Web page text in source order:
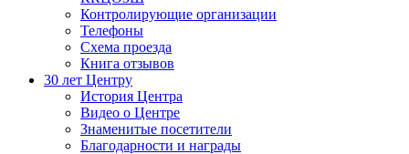
Контролирующие организации
Телефоны
Схема проезда
Книга отзывов
30 лет Центру
История Центра
Видео о Центре
Знаменитые посетители
Благодарности и награды